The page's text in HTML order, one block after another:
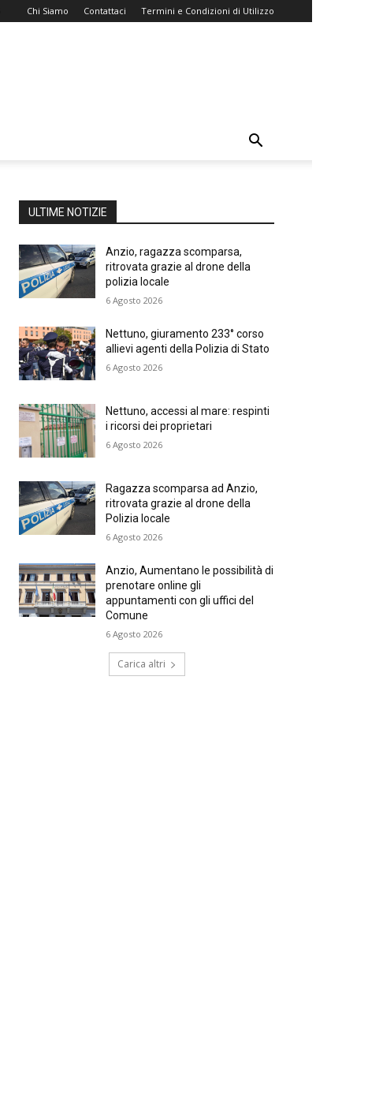
Chi Siamo Contattaci Termini e Condizioni di Utilizzo
ULTIME NOTIZIE
Anzio, ragazza scomparsa,
ritrovata grazie al drone della
polizia locale
6 Agosto 2026
Nettuno, giuramento 233° corso
allievi agenti della Polizia di Stato
6 Agosto 2026
Nettuno, accessi al mare: respinti
i ricorsi dei proprietari
6 Agosto 2026
Ragazza scomparsa ad Anzio,
ritrovata grazie al drone della
Polizia locale
6 Agosto 2026
Anzio, Aumentano le possibilità di
prenotare online gli
appuntamenti con gli uffici del
Comune
6 Agosto 2026
Carica altri